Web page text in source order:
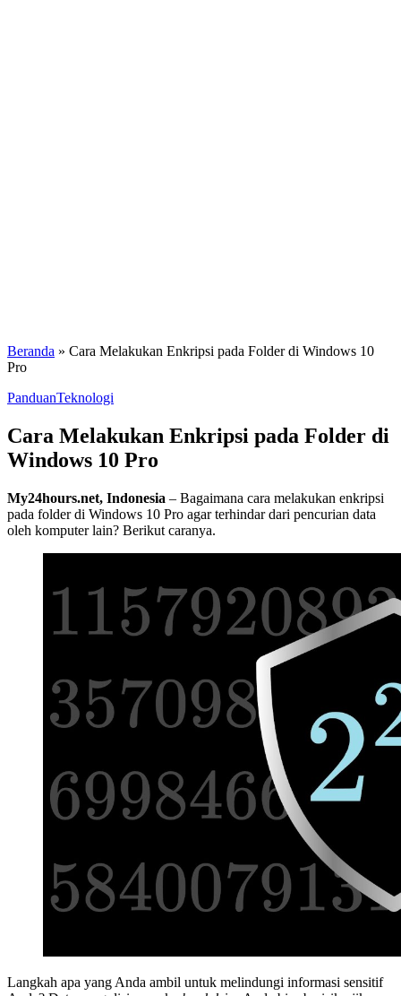
Beranda » Cara Melakukan Enkripsi pada Folder di Windows 10
Pro
PanduanTeknologi
Cara Melakukan Enkripsi pada Folder di
Windows 10 Pro
My24hours.net, Indonesia – Bagaimana cara melakukan enkripsi
pada folder di Windows 10 Pro agar terhindar dari pencurian data
oleh komputer lain? Berikut caranya.
Langkah apa yang Anda ambil untuk melindungi informasi sensitif